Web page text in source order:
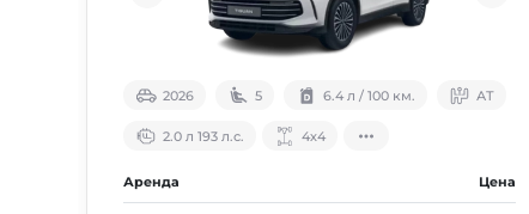
2026 5 6.4 л / 100 км. АТ
2.0 л 193 л.с. 4х4
Аренда Цена